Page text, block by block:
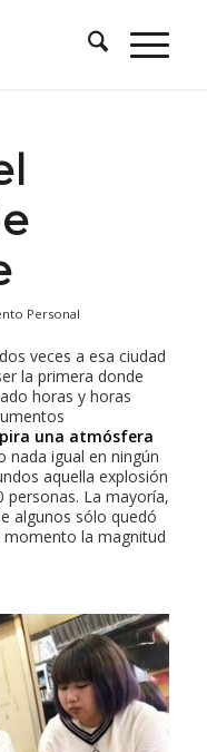
Personal
veces a esa ciudad
la primera donde
horas y horas
una atmósfera
nada igual en ningún
aquella explosión
personas. La mayoría,
algunos sólo quedó
la magnitud